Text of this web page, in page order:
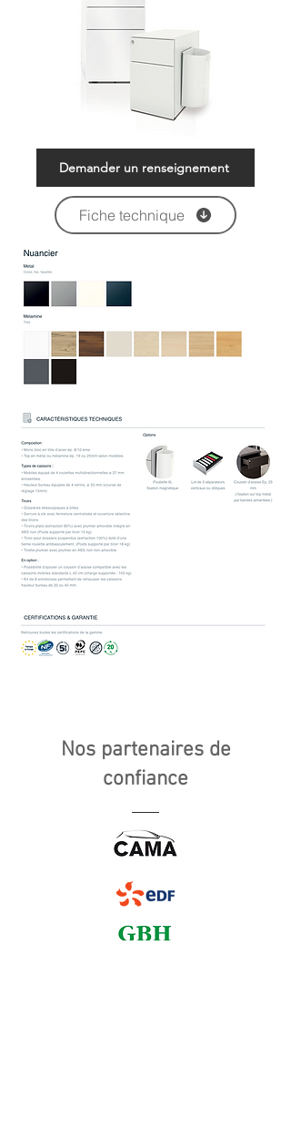
Demander un renseignement
Fiche technique
Nos partenaires de
confiance